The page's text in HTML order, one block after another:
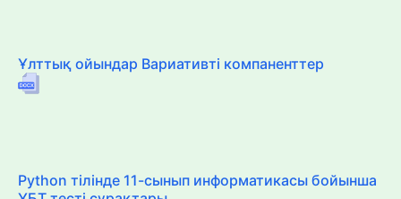
Ұлттық ойындар Вариативті компаненттер
Python тілінде 11-сынып информатикасы бойынша